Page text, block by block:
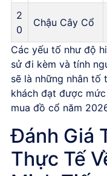
2
0
Chậu Cây Cổ
Các yếu tố như độ
sử đi kèm và tính
sẽ là những nhân tố
khách đạt được
mua đồ cổ năm
Đánh Giá
Thực Tế